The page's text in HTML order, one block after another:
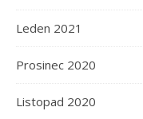
Leden 2021
Prosinec 2020
Listopad 2020